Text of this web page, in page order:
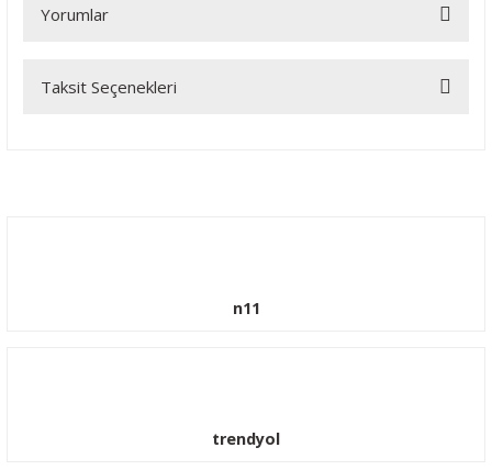
Yorumlar
Bu ürüne ilk yorumu siz yapın!
Taksit Seçenekleri
n11
trendyol